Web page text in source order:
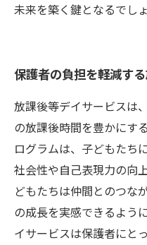
未来を築く鍵となるでしょ
保護者の負担を軽減す
放課後等デイサービスは
の放課後時間を豊かにす
ログラムは、子どもたち
社会性や自己表現力の向
どもたちは仲間とのつな
の成長を実感できるよう
イサービスは保護者にと